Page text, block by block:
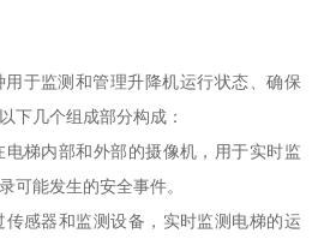
于监测和管理升降机运行状态、确保
下几个组成部分构成：
梯内部和外部的摄像机，用于实时监
可能发生的安全事件。
感器和监测设备，实时监测电梯的运